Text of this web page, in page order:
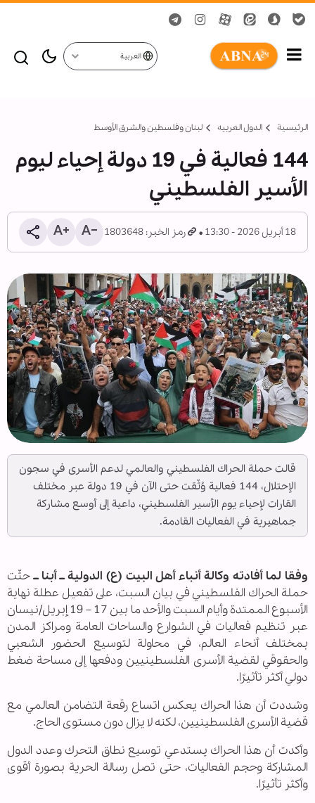
العربية
الرئيسية الدول العربیه لبنان وفلسطين والشرق الأوسط
144 فعالية في 19 دولة إحياء ليوم
الأسير الفلسطيني
18 أبريل 2026 - 13:30 رمز الخبر: 1803648
قالت حملة الحراك الفلسطيني والعالمي لدعم الأسرى في سجون
الإحتلال، 144 فعالية وُثّقت حتى الآن في 19 دولة عبر مختلف
القارات لإحياء يوم الأسير الفلسطيني، داعية إلى أوسع مشاركة
جماهيرية في الفعاليات القادمة.
وفقا لما أفادته وكالة أنباء أهل البيت (ع) الدولية ــ أبنا ــحثّت
حملة الحراك الفلسطيني في بيان السبت، على تفعيل عطلة نهاية
الأسبوع الممتدة وأيام السبت والأحد ما بين 17 – 19 إبريل/نيسان
عبر تنظيم فعاليات في الشوارع والساحات العامة ومراكز المدن
بمختلف أنحاء العالم، في محاولة لتوسيع الحضور الشعبي
والحقوقي لقضية الأسرى الفلسطينيين ودفعها إلى مساحة ضغط
دولي أكثر تأثيرًا.
وشددت أن هذا الحراك يعكس اتساع رقعة التضامن العالمي مع
قضية الأسرى الفلسطينيين، لكنه لا يزال دون مستوى الحاج.
وأكدت أن هذا الحراك يستدعي توسيع نطاق التحرك وعدد الدول
المشاركة وحجم الفعاليات، حتى تصل رسالة الحرية بصورة أقوى
وأكثر تأثيرًا.